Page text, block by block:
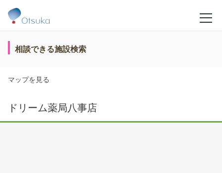
相談できる施設検索
マップを見る
ドリーム薬局八事店